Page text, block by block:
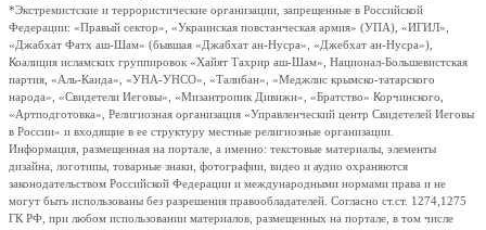
*Экстремистские и террористические организации, запрещенные в Российской
Федерации: «Правый сектор», «Украинская повстанческая армия» (УПА), «ИГИЛ»,
«Джабхат Фатх аш-Шам» (бывшая «Джабхат ан-Нусра», «Джебхат ан-Нусра»),
Коалиция исламских группировок «Хайят Тахрир аш-Шам», Национал-Большевистская
партия, «Аль-Каида», «УНА-УНСО», «Талибан», «Меджлис крымско-татарского
народа», «Свидетели Иеговы», «Мизантропик Дивижн», «Братство» Корчинского,
«Артподготовка», Религиозная организация «Управленческий центр Свидетелей Иеговы
в России» и входящие в ее структуру местные религиозные организации.
Информация, размещенная на портале, а именно: текстовые материалы, элементы
дизайна, логотипы, товарные знаки, фотографии, видео и аудио охраняются
законодательством Российской Федерации и международными нормами права и не
могут быть использованы без разрешения правообладателей. Согласно ст.ст. 1274,1275
ГК РФ, при любом использовании материалов, размещенных на портале, в том числе